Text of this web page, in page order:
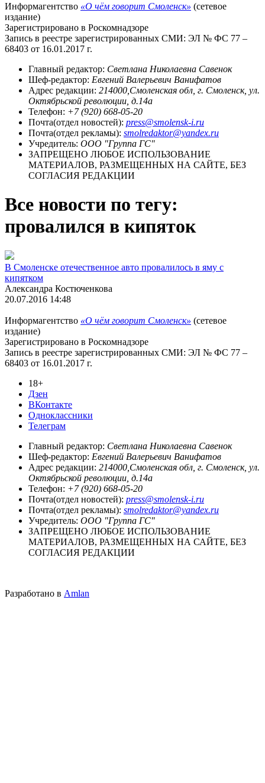
Информагентство «О чём говорит Смоленск» (сетевое
издание)
Зарегистрировано в Роскомнадзоре
Запись в реестре зарегистрированных СМИ: ЭЛ № ФС 77 –
68403 от 16.01.2017 г.
Главный редактор: Светлана Николаевна Савенок
Шеф-редактор: Евгений Валерьевич Ванифатов
Адрес редакции: 214000,Смоленская обл, г. Смоленск, ул.
Октябрьской революции, д.14а
Телефон: +7 (920) 668-05-20
Почта(отдел новостей): press@smolensk-i.ru
Почта(отдел рекламы): smolredaktor@yandex.ru
Учредитель: ООО "Группа ГС"
ЗАПРЕЩЕНО ЛЮБОЕ ИСПОЛЬЗОВАНИЕ
МАТЕРИАЛОВ, РАЗМЕЩЕННЫХ НА САЙТЕ, БЕЗ
СОГЛАСИЯ РЕДАКЦИИ
Все новости по тегу:
провалился в кипяток
В Смоленске отечественное авто провалилось в яму с
кипятком
Александра Костюченкова
20.07.2016 14:48
Информагентство «О чём говорит Смоленск» (сетевое
издание)
Зарегистрировано в Роскомнадзоре
Запись в реестре зарегистрированных СМИ: ЭЛ № ФС 77 –
68403 от 16.01.2017 г.
18+
Дзен
ВКонтакте
Одноклассники
Телеграм
Главный редактор: Светлана Николаевна Савенок
Шеф-редактор: Евгений Валерьевич Ванифатов
Адрес редакции: 214000,Смоленская обл, г. Смоленск, ул.
Октябрьской революции, д.14а
Телефон: +7 (920) 668-05-20
Почта(отдел новостей): press@smolensk-i.ru
Почта(отдел рекламы): smolredaktor@yandex.ru
Учредитель: ООО "Группа ГС"
ЗАПРЕЩЕНО ЛЮБОЕ ИСПОЛЬЗОВАНИЕ
МАТЕРИАЛОВ, РАЗМЕЩЕННЫХ НА САЙТЕ, БЕЗ
СОГЛАСИЯ РЕДАКЦИИ
Разработано в Amlan